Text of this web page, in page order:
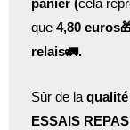
panier (cela
que 4,80
relais🚛.
Sûr de la qualité
ESSAIS